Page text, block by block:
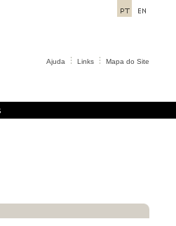
Ajuda Links Mapa do Site